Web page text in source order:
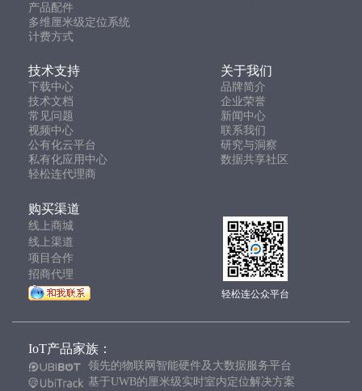
产品配件
多维厘米级定位系统
计费方式
技术支持 关于我们
下载中心
品牌简介
技术文档
企业荣誉
常见问题
新闻中心
视频中心
联系我们
公有化云平台
研究与洞察
私有化应用中心
数据共享社区
轻松连代理商
购买渠道
线上商城
线上渠道
项目合作
招商代理
轻松连公众平台
IoT产品家族：
领先的物联网智能硬件及大数据服务平台
基于UWB的厘米级实时室内定位解决方案